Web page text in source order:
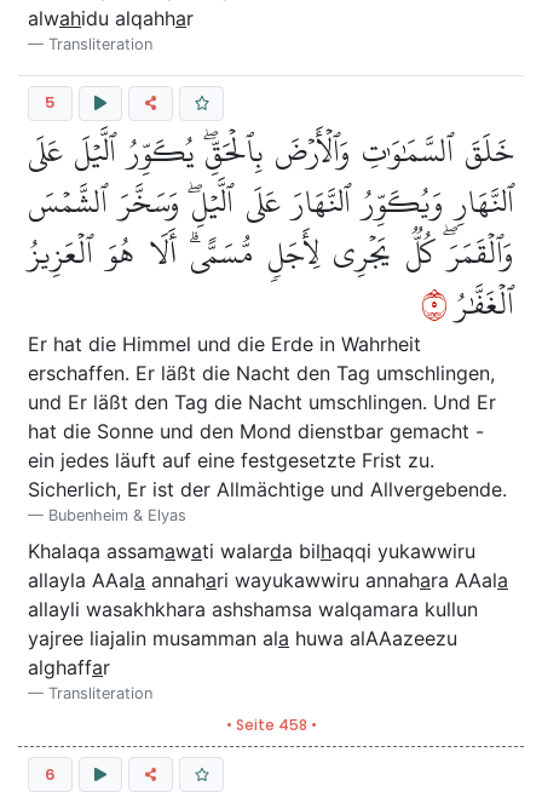
alwahidu alqahhar
Transliteration
5
خَلَقَ ٱلسَّمَٰوَٰتِ وَٱلۡأَرۡضَ بِٱلۡحَقِّۖ يُكَوِّرُ ٱلَّيۡلَ عَلَى
ٱلنَّهَارِ وَيُكَوِّرُ ٱلنَّهَارَ عَلَى ٱلَّيۡلِۖ وَسَخَّرَ ٱلشَّمۡسَ
وَٱلۡقَمَرَۖ كُلّٞ يَجۡرِي لِأَجَلٖ مُّسَمًّىۗ أَلَا هُوَ ٱلۡعَزِيزُ
ٱلۡغَفَّٰرُ٥
Er hat die Himmel und die Erde in Wahrheit
erschaffen. Er läßt die Nacht den Tag umschlingen,
und Er läßt den Tag die Nacht umschlingen. Und Er
hat die Sonne und den Mond dienstbar gemacht -
ein jedes läuft auf eine festgesetzte Frist zu.
Sicherlich, Er ist der Allmächtige und Allvergebende.
Bubenheim & Elyas
Khalaqa assamawati walarda bilhaqqi yukawwiru
allayla AAala annahari wayukawwiru annahara AAala
allayli wasakhkhara ashshamsa walqamara kullun
yajree liajalin musamman ala huwa alAAazeezu
alghaffar
Transliteration
• Seite 458 •
6